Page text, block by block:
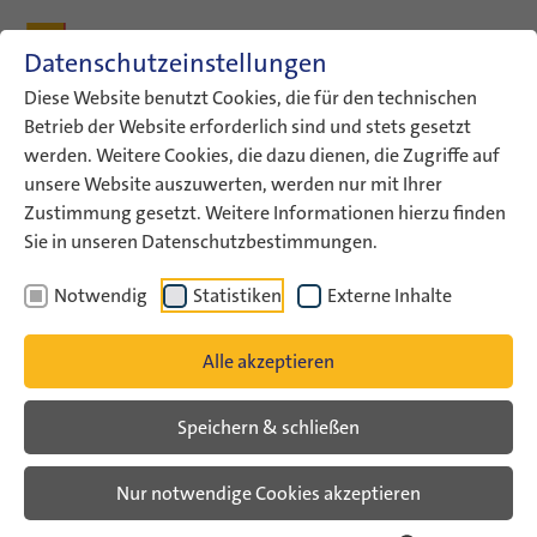
Datenschutzeinstellungen
Diese Website benutzt Cookies, die für den technischen
Betrieb der Website erforderlich sind und stets gesetzt
werden. Weitere Cookies, die dazu dienen, die Zugriffe auf
unsere Website auszuwerten, werden nur mit Ihrer
Zustimmung gesetzt. Weitere Informationen hierzu finden
Sie in unseren Datenschutzbestimmungen.
Notwendig Statistiken Externe Inhalte
Alle akzeptieren
Speichern & schließen
Nur notwendige Cookies akzeptieren
ConAct Aktuelles
ConAct-News
Israel nach dem 7. Oktober –…
ConAct-News
Israel nach dem 7. Oktober –
Stimmen aus Jugendarbeit und
Gesellschaft
Veranstaltungsarchiv